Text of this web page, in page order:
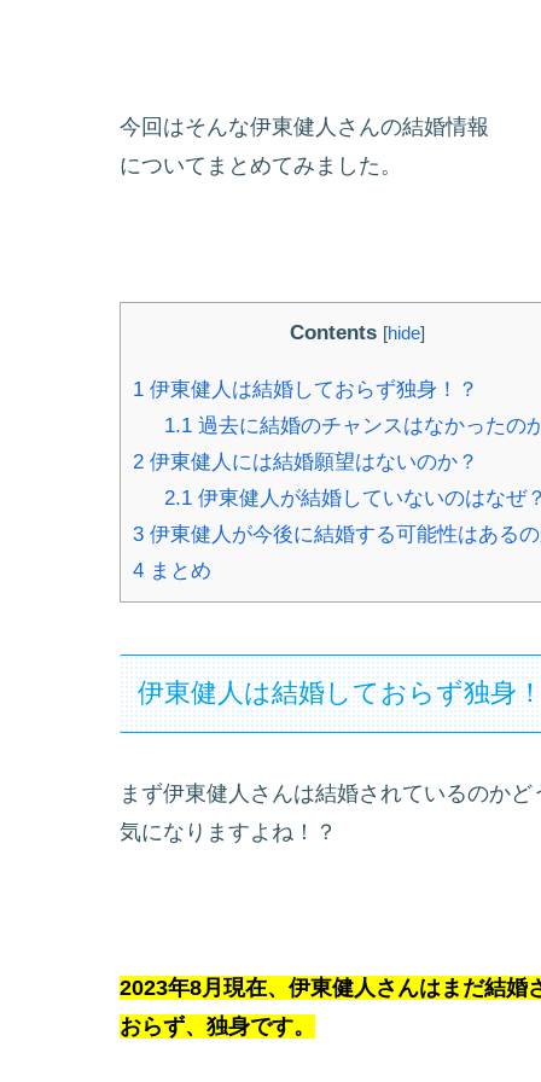
今回はそんな伊東健人さんの結婚情報
についてまとめてみました。
Contents [hide]
1 伊東健人は結婚しておらず独身！？
1.1過去に結婚のチャンスはなかったの
2 伊東健人には結婚願望はないのか？
2.1伊東健人が結婚していないのはなぜ？
3 伊東健人が今後に結婚する可能性はあるの
4 まとめ
伊東健人は結婚しておらず独身
まず伊東健人さんは結婚されているのかど
気になりますよね！？
2023年8月現在、伊東健人さんはまだ結婚
おらず、独身です。